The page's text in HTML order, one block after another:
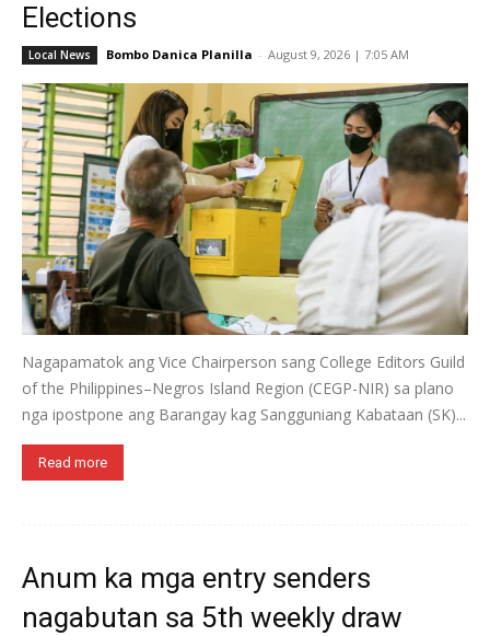
Elections
Local News Bombo Danica Planilla - August 9, 2026 | 7:05 AM
Nagapamatok ang Vice Chairperson sang College Editors Guild
of the Philippines–Negros Island Region (CEGP-NIR) sa plano
nga ipostpone ang Barangay kag Sangguniang Kabataan (SK)...
Read more
Anum ka mga entry senders
nagabutan sa 5th weekly draw